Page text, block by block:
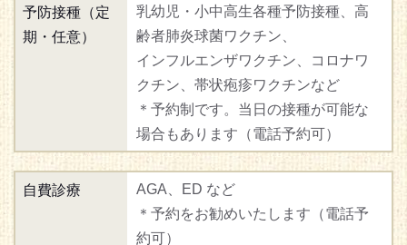
予防接種（定
期・任意）
乳幼児・小中高生各種予防接種、高
齢者肺炎球菌ワクチン、
インフルエンザワクチン、コロナワ
クチン、帯状疱疹ワクチンなど
＊予約制です。当日の接種が可能な
場合もあります（電話予約可）
自費診療
AGA、ED など
＊予約をお勧めいたします（電話予
約可）